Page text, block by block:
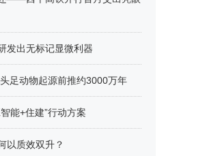
发出无标记显微利器
足动物起源前推约3000万年
能+住建”行动方案
以质效双升？